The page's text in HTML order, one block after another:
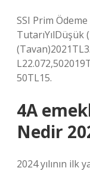
SSI Prim
TutarıYılDüşük
50TL15.
4A
Nedir
2024 yılının ilk